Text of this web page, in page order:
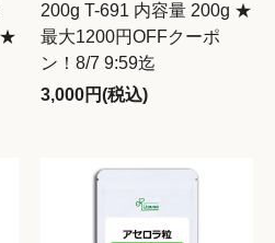
★
200g T-691 内容量 200g ★
最大1200円OFFクーポ
ン！8/7 9:59迄
3,000円(税込)